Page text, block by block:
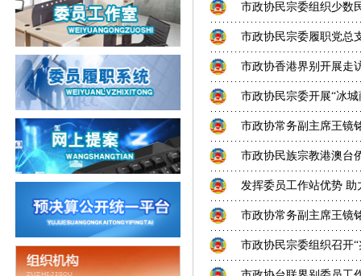
市政协民宗委组织少数
市政协民宗委履职党总
市政协香港界别开展走
市政协民宗委开展“冰
市政协常务副主席王镜
市政协民族宗教港澳台
发挥委员工作站优势
市政协常务副主席王镜
市政协民宗委组织召开